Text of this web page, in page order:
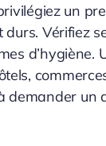
un
Vérifiez
d’hygiène.
demander un